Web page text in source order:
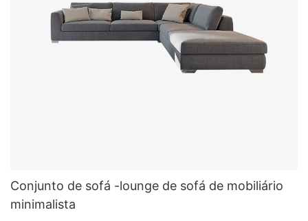
Conjunto de sofá -lounge de sofá de mobiliário
minimalista